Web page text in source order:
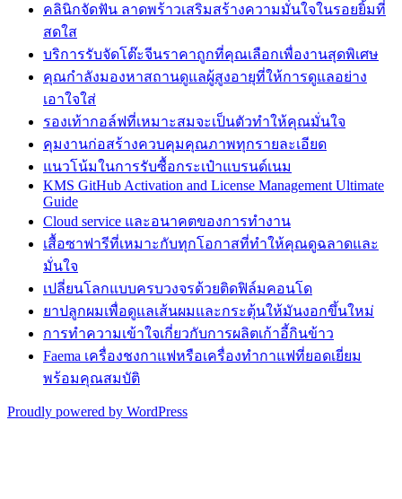
คลินิกจัดฟัน ลาดพร้าวเสริมสร้างความมั่นใจในรอยยิ้มที่
สดใส
บริการรับจัดโต๊ะจีนราคาถูกที่คุณเลือกเพื่องานสุดพิเศษ
คุณกำลังมองหาสถานดูแลผู้สูงอายุที่ให้การดูแลอย่าง
เอาใจใส่
รองเท้ากอล์ฟที่เหมาะสมจะเป็นตัวทำให้คุณมั่นใจ
คุมงานก่อสร้างควบคุมคุณภาพทุกรายละเอียด
แนวโน้มในการรับซื้อกระเป๋าแบรนด์เนม
KMS GitHub Activation and License Management Ultimate
Guide
Cloud service และอนาคตของการทำงาน
เสื้อซาฟารีที่เหมาะกับทุกโอกาสที่ทำให้คุณดูฉลาดและ
มั่นใจ
เปลี่ยนโลกแบบครบวงจรด้วยติดฟิล์มคอนโด
ยาปลูกผมเพื่อดูแลเส้นผมและกระตุ้นให้มันงอกขึ้นใหม่
การทำความเข้าใจเกี่ยวกับการผลิตเก้าอี้กินข้าว
Faema เครื่องชงกาแฟหรือเครื่องทำกาแฟที่ยอดเยี่ยม
พร้อมคุณสมบัติ
Proudly powered by WordPress